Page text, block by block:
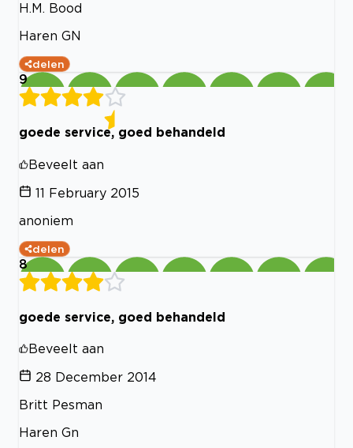
H.M. Bood
Haren GN
delen
9
goede service, goed behandeld
Beveelt aan
11 February 2015
anoniem
delen
8
goede service, goed behandeld
Beveelt aan
28 December 2014
Britt Pesman
Haren Gn